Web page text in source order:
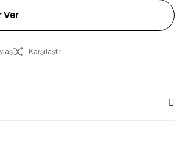
Ver
Karşılaştır